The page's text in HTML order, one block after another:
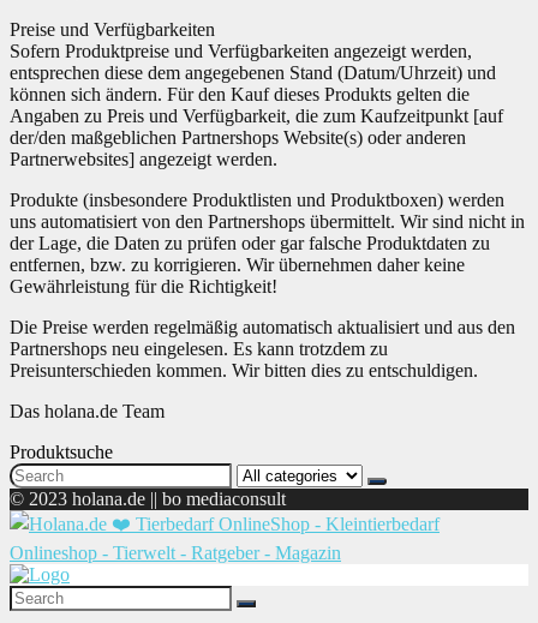
Preise und Verfügbarkeiten
Sofern Produktpreise und Verfügbarkeiten angezeigt werden,
entsprechen diese dem angegebenen Stand (Datum/Uhrzeit) und
können sich ändern. Für den Kauf dieses Produkts gelten die
Angaben zu Preis und Verfügbarkeit, die zum Kaufzeitpunkt [auf
der/den maßgeblichen Partnershops Website(s) oder anderen
Partnerwebsites] angezeigt werden.
Produkte (insbesondere Produktlisten und Produktboxen) werden
uns automatisiert von den Partnershops übermittelt. Wir sind nicht in
der Lage, die Daten zu prüfen oder gar falsche Produktdaten zu
entfernen, bzw. zu korrigieren. Wir übernehmen daher keine
Gewährleistung für die Richtigkeit!
Die Preise werden regelmäßig automatisch aktualisiert und aus den
Partnershops neu eingelesen. Es kann trotzdem zu
Preisunterschieden kommen. Wir bitten dies zu entschuldigen.
Das holana.de Team
Produktsuche
Search
for:
© 2023 holana.de || bo mediaconsult